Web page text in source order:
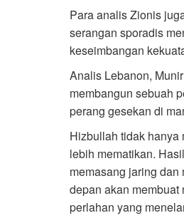
Para analis Zionis
serangan sporadis
keseimbangan
Analis Lebanon,
membangun sebuah
perang gesekan di
Hizbullah tidak hanya
lebih mematikan.
memasang jaring
depan akan
perlahan yang